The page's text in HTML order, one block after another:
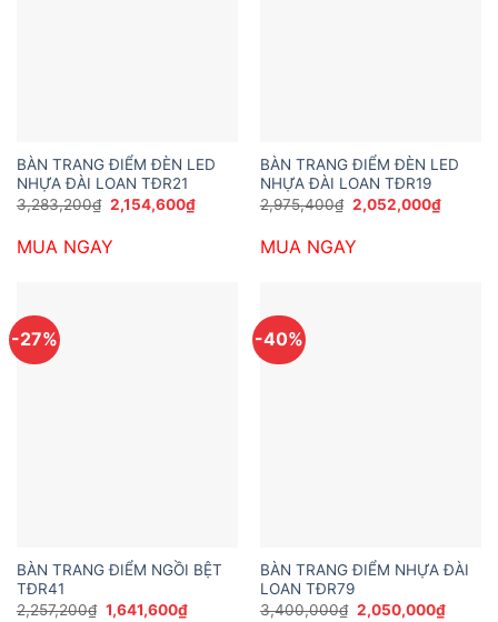
BÀN TRANG ĐIỂM ĐÈN LED
NHỰA ĐÀI LOAN TĐR21
3,283,200₫ Giá
gốc
3,283,200₫.
2,154,600₫Giá
hiện
MUA NGAY
BÀN TRANG ĐIỂM ĐÈN LED
NHỰA ĐÀI LOAN TĐR19
2,975,400₫ Giá
gốc
2,975,400₫.
2,052,000₫Giá
hiện
MUA NGAY
-27%
BÀN TRANG ĐIỂM NGỒI BỆT
TĐR41
2,257,200₫ Giá
1,641,600₫Giá
-40%
BÀN TRANG ĐIỂM NHỰA ĐÀI
LOAN TĐR79
3,400,000₫ Giá
2,050,000₫Giá